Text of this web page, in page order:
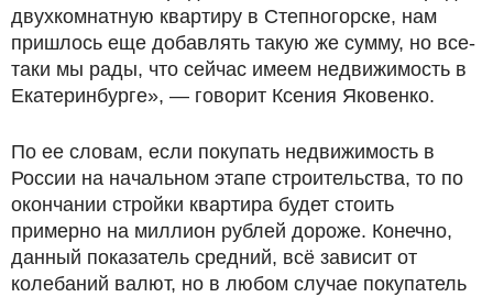
двухкомнатную квартиру в Степногорске, нам
пришлось еще добавлять такую же сумму, но все-
таки мы рады, что сейчас имеем недвижимость в
Екатеринбурге», — говорит Ксения Яковенко.
По ее словам, если покупать недвижимость в
России на начальном этапе строительства, то по
окончании стройки квартира будет стоить
примерно на миллион рублей дороже. Конечно,
данный показатель средний, всё зависит от
колебаний валют, но в любом случае покупатель